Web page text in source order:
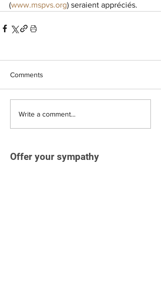
(www.mspvs.org) seraient appréciés.
Comments
Write a comment...
Offer your sympathy